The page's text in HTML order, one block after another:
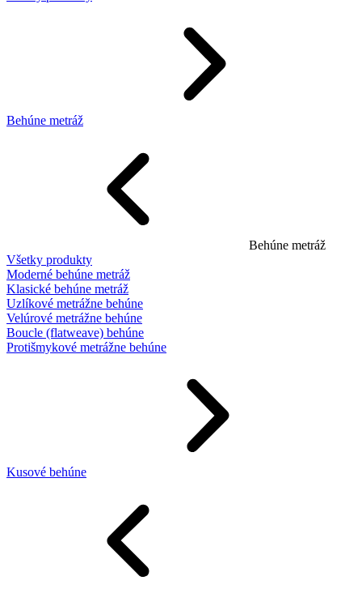
Behúne metráž
Behúne metráž
Všetky produkty
Moderné behúne metráž
Klasické behúne metráž
Uzlíkové metrážne behúne
Velúrové metrážne behúne
Boucle (flatweave) behúne
Protišmykové metrážne behúne
Kusové behúne